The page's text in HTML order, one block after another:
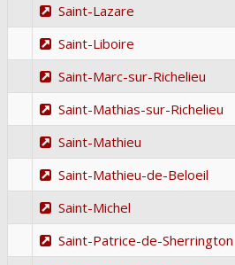
Saint-Lazare
Saint-Liboire
Saint-Marc-sur-Richelieu
Saint-Mathias-sur-Richelieu
Saint-Mathieu
Saint-Mathieu-de-Beloeil
Saint-Michel
Saint-Patrice-de-Sherrington